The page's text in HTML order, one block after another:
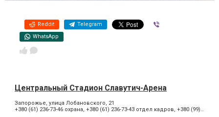
Reddit Telegram
WhatsApp
Центральный Стадион Славутич-Арена
Запорожье, улица Лобановского, 21
+380 (61) 236-73-46 охрана, +380 (61) 236-73-43 отдел кадров, +380 (99) 9505670 билеты на концерт, +380 (61) 764-26-04 билеты на концерт